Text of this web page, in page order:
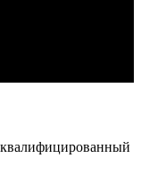
квалифицированный